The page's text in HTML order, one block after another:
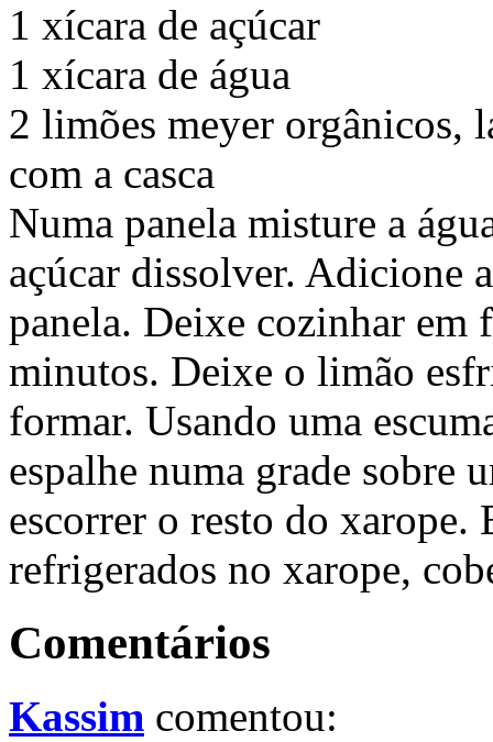
1 xícara de açúcar
1 xícara de água
2 limões meyer orgânicos,
com a casca
Numa panela misture a
açúcar dissolver. Adicione
panela. Deixe cozinhar
minutos. Deixe o limão
formar. Usando uma
espalhe numa grade sobre
escorrer o resto do xarope.
refrigerados no xarope,
Comentários
Kassim comentou: